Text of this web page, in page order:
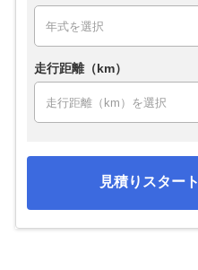
走行距離（km）
見積りスタート